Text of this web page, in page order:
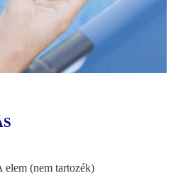
elem (nem tartozék)